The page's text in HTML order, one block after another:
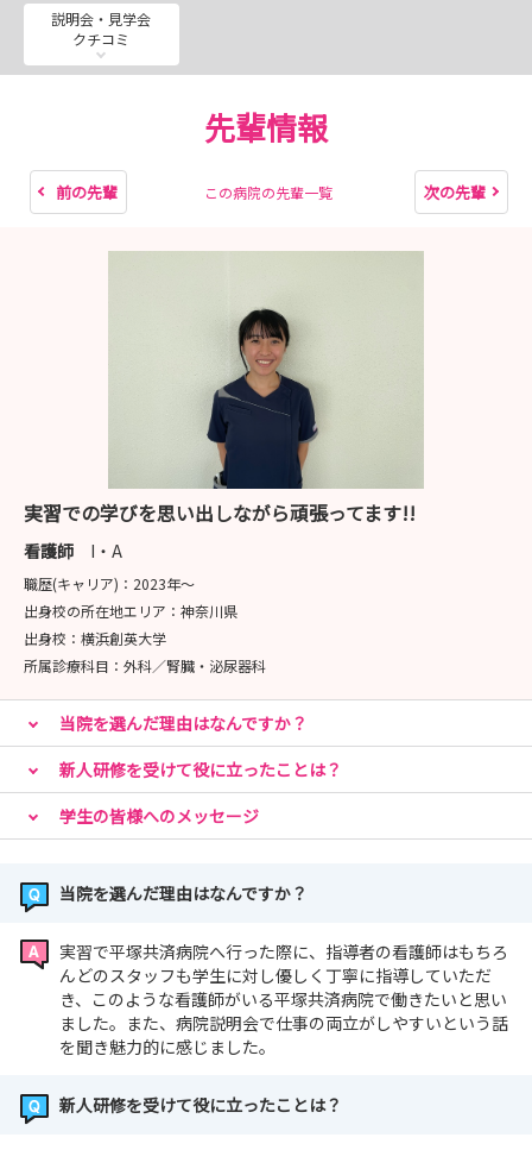
お気軽にご参加ください。
しております。看護管理室へお問い合わせ下さい。
メール又はTELで看護管理室までご連絡ください。
当院に興味を持って下さった方、お気軽にご参加くださ
い‼
た。
（2026年8月7日更新）
説明会・見学会
クチコミ
先輩情報
前の先輩 この病院の先輩一覧 次の先輩
実習での学びを思い出しながら頑張ってます!!
看護師 I・A
職歴(キャリア)： 2023年〜
出身校の所在地エリア： 神奈川県
出身校： 横浜創英大学
所属診療科目： 外科／腎臓・泌尿器科
当院を選んだ理由はなんですか？
新人研修を受けて役に立ったことは？
学生の皆様へのメッセージ
当院を選んだ理由はなんですか？
実習で平塚共済病院へ行った際に、指導者の看護師はもちろ
んどのスタッフも学生に対し優しく丁寧に指導していただ
き、このような看護師がいる平塚共済病院で働きたいと思い
ました。また、病院説明会で仕事の両立がしやすいという話
を聞き魅力的に感じました。
新人研修を受けて役に立ったことは？